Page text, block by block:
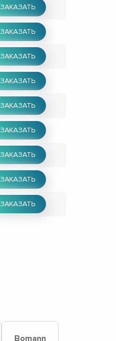
ЗАКАЗАТЬ
ЗАКАЗАТЬ
ЗАКАЗАТЬ
ЗАКАЗАТЬ
ЗАКАЗАТЬ
ЗАКАЗАТЬ
ЗАКАЗАТЬ
ЗАКАЗАТЬ
ЗАКАЗАТЬ
Bomann